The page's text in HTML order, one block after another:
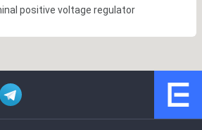
positive voltage regulator